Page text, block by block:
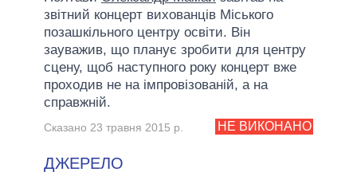
ВСІ ПЕРСОНИ
звітний концерт вихованців Міського
позашкільного центру освіти. Він
зауважив, що планує зробити для центру
сцену, щоб наступного року концерт вже
проходив не на імпровізованій, а на
справжній.
НЕ ВИКОНАНО
Сказано 23 травня 2015 р.
ДЖЕРЕЛО